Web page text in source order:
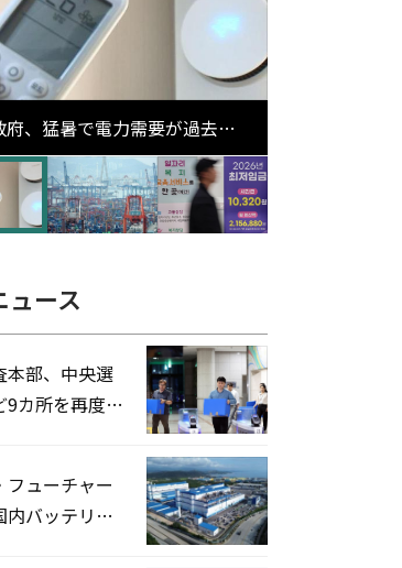
府、猛暑で電力需要が過去最
の可能性に需給対応体制を点
ュース
本部、中央選
9カ所を再度家
フューチャー
内バッテリー